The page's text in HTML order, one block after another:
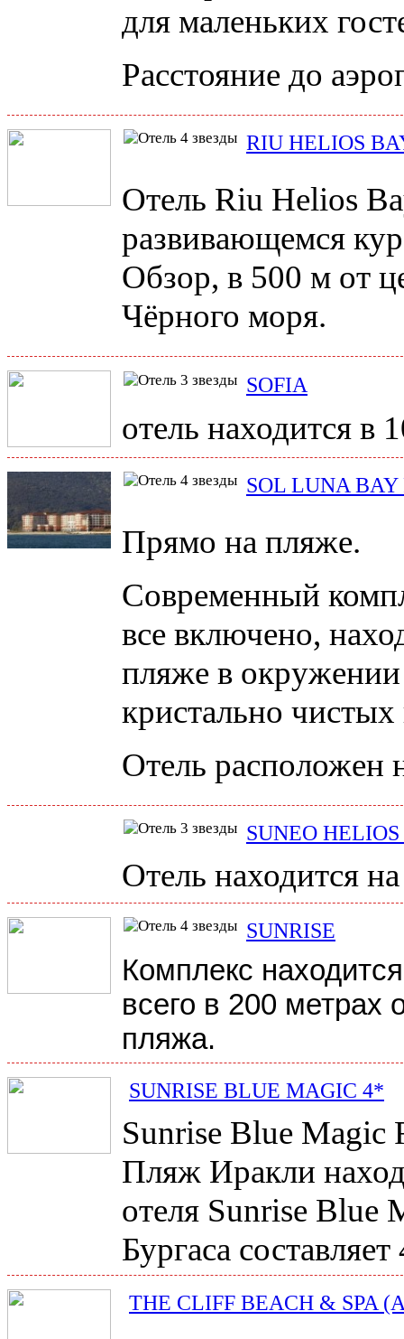
для маленьких
Расстояние до
RIU HELIOS
Отель Riu Helios
развивающемся
Обзор, в 500 м от
Чёрного моря.
SOFIA
отель находится в
SOL LUNA BAY
Прямо на пляже.
Современный
все включено,
пляже в
кристально
Отель расположен
SUNEO
Отель находится
SUNRISE
Комплекс
всего в 200 метрах
пляжа.
SUNRISE BLUE MAGIC 4*
Sunrise Blue Magic
Пляж Иракли
отеля Sunrise Blue
Бургаса
THE CLIFF BEACH & SPA